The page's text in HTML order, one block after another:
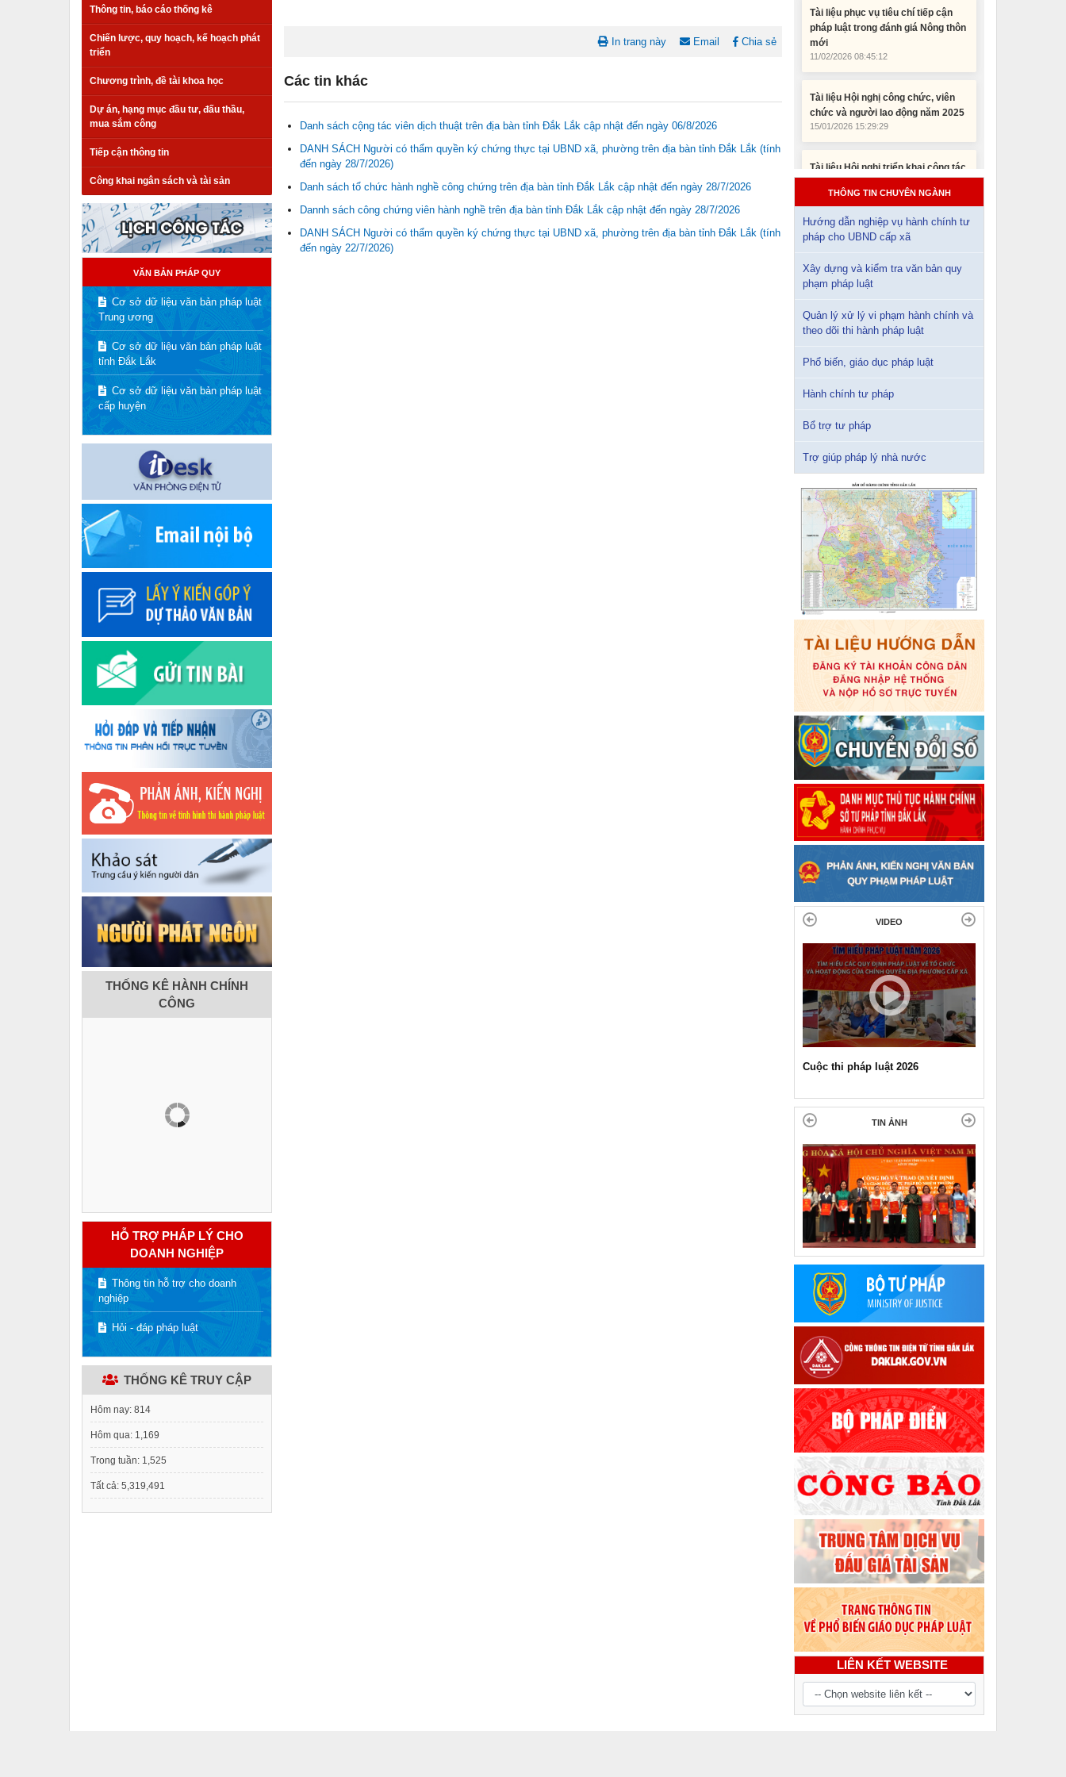
Thông tin, báo cáo thống kê
Chiến lược, quy hoạch, kế hoạch phát
triển
Chương trình, đề tài khoa học
Dự án, hạng mục đầu tư, đấu thầu,
mua sắm công
Tiếp cận thông tin
Công khai ngân sách và tài sản
VĂN BẢN PHÁP QUY
Cơ sở dữ liệu văn bản pháp luật
Trung ương
Cơ sở dữ liệu văn bản pháp luật
tỉnh Đắk Lắk
Cơ sở dữ liệu văn bản pháp luật
cấp huyện
THỐNG KÊ HÀNH CHÍNH
CÔNG
HỖ TRỢ PHÁP LÝ CHO
DOANH NGHIỆP
Thông tin hỗ trợ cho doanh
nghiệp
Hỏi - đáp pháp luật
THỐNG KÊ TRUY CẬP
Hôm nay: 814
Hôm qua: 1,169
Trong tuần: 1,525
Tất cả: 5,319,491
In trang này Email Chia sẻ
Các tin khác
Danh sách cộng tác viên dịch thuật trên địa bàn tỉnh Đắk Lắk cập nhật đến ngày 06/8/2026
DANH SÁCH Người có thẩm quyền ký chứng thực tại UBND xã, phường trên địa bàn tỉnh Đắk Lắk (tính
đến ngày 28/7/2026)
Danh sách tổ chức hành nghề công chứng trên địa bàn tỉnh Đắk Lắk cập nhật đến ngày 28/7/2026
Dannh sách công chứng viên hành nghề trên địa bàn tỉnh Đắk Lắk cập nhật đến ngày 28/7/2026
DANH SÁCH Người có thẩm quyền ký chứng thực tại UBND xã, phường trên địa bàn tỉnh Đắk Lắk (tính
đến ngày 22/7/2026)
Tài liệu Hội nghị công chức, viên
chức và người lao động năm 2025
15/01/2026 15:29:29
Tài liệu Hội nghị triển khai công tác
tư pháp năm 2026
12/01/2026 14:30:21
Sổ tay tìm hiểu các quy định pháp
pháp luật thuế thu nhập cá nhân
10/01/2026 15:22:31
Đắk Lắk: Quyết tâm thực hiện hiệu
quả Kế hoạch phòng, chống ma túy
24/10/2025 17:14:42
THÔNG TIN CHUYÊN NGÀNH
Hướng dẫn nghiệp vụ hành chính tư
pháp cho UBND cấp xã
Xây dựng và kiểm tra văn bản quy
phạm pháp luật
Quản lý xử lý vi phạm hành chính và
theo dõi thi hành pháp luật
Phổ biến, giáo dục pháp luật
Hành chính tư pháp
Bổ trợ tư pháp
Trợ giúp pháp lý nhà nước
VIDEO
Pháp luật và đời sống ngày 11-11-
LIÊN KẾT WEBSITE